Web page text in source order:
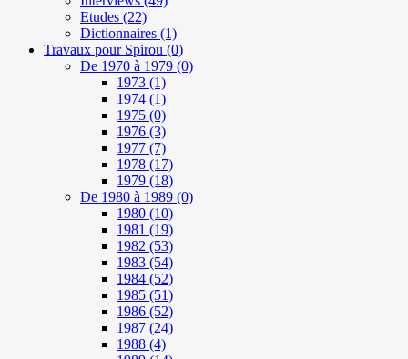
Etudes (22)
Dictionnaires (1)
Travaux pour Spirou (0)
De 1970 à 1979 (0)
1973 (1)
1974 (1)
1975 (0)
1976 (3)
1977 (7)
1978 (17)
1979 (18)
De 1980 à 1989 (0)
1980 (10)
1981 (19)
1982 (53)
1983 (54)
1984 (52)
1985 (51)
1986 (52)
1987 (24)
1988 (4)